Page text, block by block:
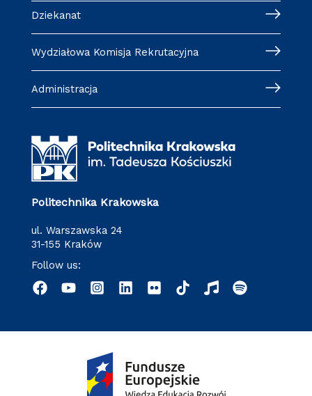
Dziekanat
Wydziałowa Komisja Rekrutacyjna
Administracja
Politechnika Krakowska
ul. Warszawska 24
31-155 Kraków
Follow us: